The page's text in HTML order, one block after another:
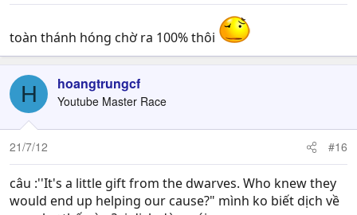
toàn thánh hóng chờ ra 100% thôi
H hoangtrungcf
Youtube Master Race
21/7/12 #16
câu :''It's a little gift from the dwarves. Who knew they
would end up helping our cause?" mình ko biết dịch về